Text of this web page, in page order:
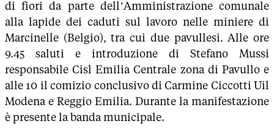
di fiori da parte dell’Amministrazione comunale
alla lapide dei caduti sul lavoro nelle miniere di
Marcinelle (Belgio), tra cui due pavullesi. Alle ore
9.45 saluti e introduzione di Stefano Mussi
responsabile Cisl Emilia Centrale zona di Pavullo e
alle 10 il comizio conclusivo di Carmine Ciccotti Uil
Modena e Reggio Emilia. Durante la manifestazione
è presente la banda municipale.